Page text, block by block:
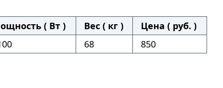
( Вт ) Вес ( кг )
Цена ( руб. )
68 850